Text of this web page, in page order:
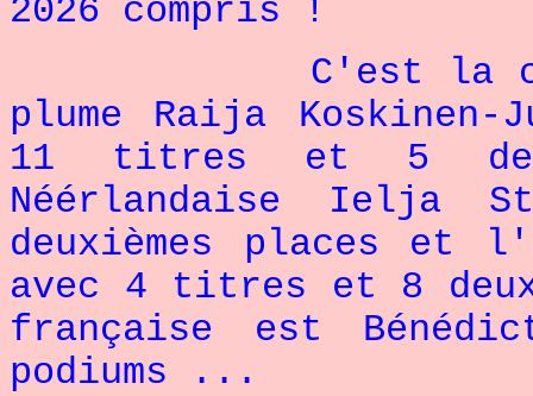
2026 compris !
C'est la
plume Raija
11 titres et 5
Néérlandaise Ielja
deuxièmes places et
avec 4 titres et 8
française est
podiums ...